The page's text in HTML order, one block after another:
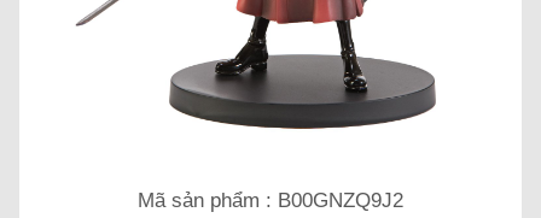
Mã sản phẩm : B00GNZQ9J2